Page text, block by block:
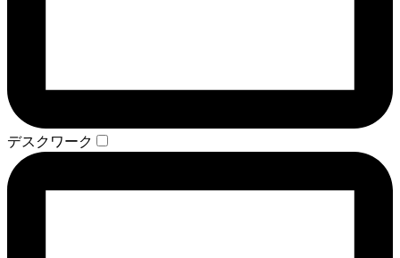
デスクワーク